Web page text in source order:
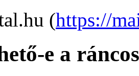
(https://
e a